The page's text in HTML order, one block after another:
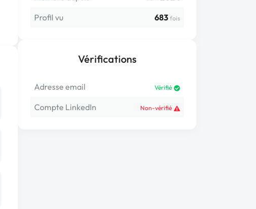
Profil vu
683 fois
Vérifications
Adresse email Vérifié
Compte LinkedIn Non-vérifié